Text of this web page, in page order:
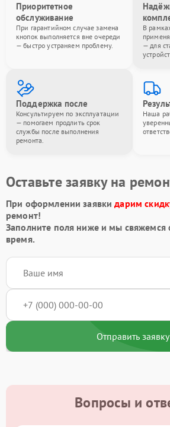
Приоритетное
обслуживание
При гарантийном случае замена
кнопок выполняется вне очереди
— быстро устраняем проблему.
В
— для
Поддержка после
Консультируем по эксплуатации
— помогаем продлить срок
службы после выполнения
ремонта.
Наша
Оставьте заявку на
При оформлении заявкидарим
ремонт!
Заполните поля ниже и мы
время.
Отправить заявку
Вопросы и